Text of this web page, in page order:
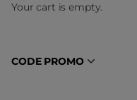
Your cart is empty.
CODE PROMO